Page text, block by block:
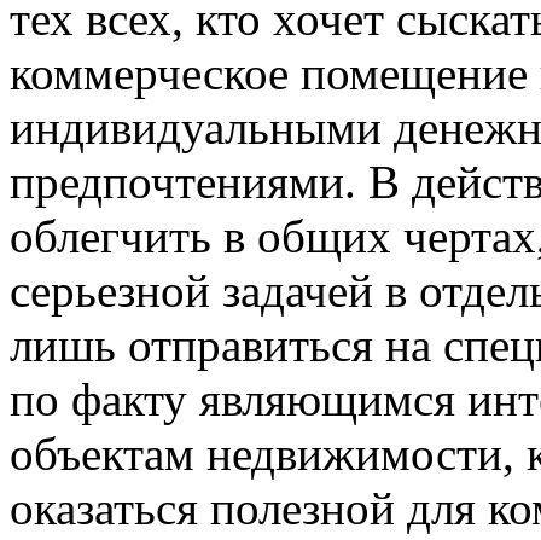
тех всех, кто хочет
коммерческое помещение
индивидуальными
предпочтениями. В
облегчить в общих
серьезной задачей в
лишь отправиться на
по факту являющимся
объектам недвижимости,
оказаться полезной для